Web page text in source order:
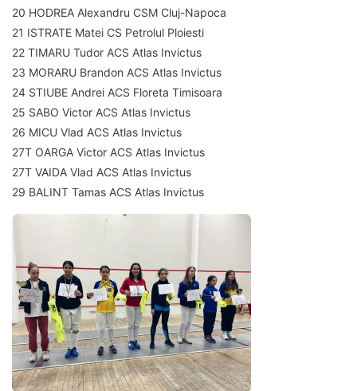
20 HODREA Alexandru CSM Cluj-Napoca
21 ISTRATE Matei CS Petrolul Ploiesti
22 TIMARU Tudor ACS Atlas Invictus
23 MORARU Brandon ACS Atlas Invictus
24 STIUBE Andrei ACS Floreta Timisoara
25 SABO Victor ACS Atlas Invictus
26 MICU Vlad ACS Atlas Invictus
27T OARGA Victor ACS Atlas Invictus
27T VAIDA Vlad ACS Atlas Invictus
29 BALINT Tamas ACS Atlas Invictus